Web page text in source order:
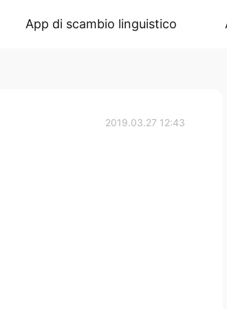
App di scambio linguistico
2019.03.27 12:43